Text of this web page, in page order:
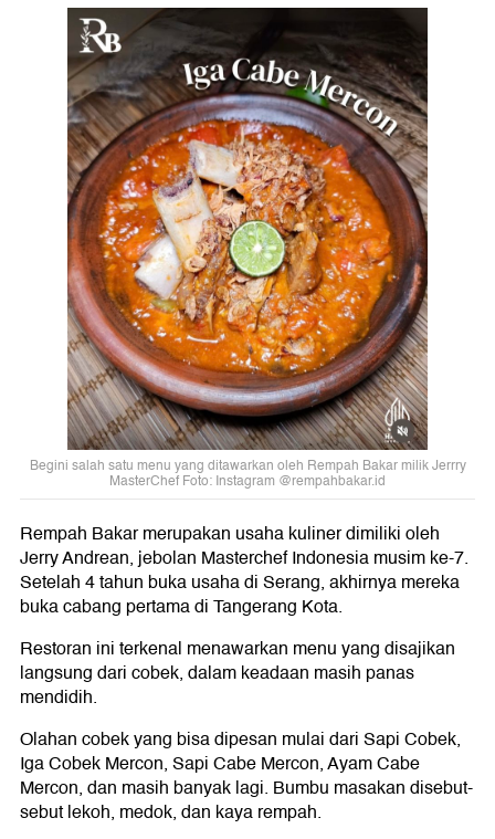
Begini salah satu menu yang ditawarkan oleh Rempah Bakar milik Jerrry
MasterChef Foto: Instagram @rempahbakar.id
Rempah Bakar merupakan usaha kuliner dimiliki oleh
Jerry Andrean, jebolan Masterchef Indonesia musim ke-7.
Setelah 4 tahun buka usaha di Serang, akhirnya mereka
buka cabang pertama di Tangerang Kota.
Restoran ini terkenal menawarkan menu yang disajikan
langsung dari cobek, dalam keadaan masih panas
mendidih.
Olahan cobek yang bisa dipesan mulai dari Sapi Cobek,
Iga Cobek Mercon, Sapi Cabe Mercon, Ayam Cabe
Mercon, dan masih banyak lagi. Bumbu masakan disebut-
sebut lekoh, medok, dan kaya rempah.